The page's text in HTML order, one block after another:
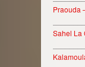
Praouda
Sahel La